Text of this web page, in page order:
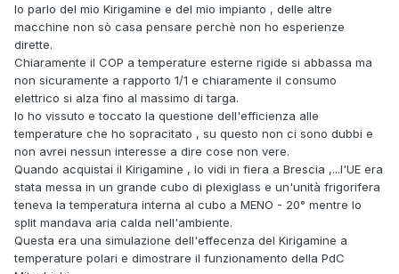
Io parlo del mio Kirigamine e del mio impianto , delle altre
macchine non sò casa pensare perchè non ho esperienze
dirette.
Chiaramente il COP a temperature esterne rigide si abbassa ma
non sicuramente a rapporto 1/1 e chiaramente il consumo
elettrico si alza fino al massimo di targa.
Io ho vissuto e toccato la questione dell'efficienza alle
temperature che ho sopracitato , su questo non ci sono dubbi e
non avrei nessun interesse a dire cose non vere.
Quando acquistai il Kirigamine , lo vidi in fiera a Brescia ,...l'UE era
stata messa in un grande cubo di plexiglass e un'unità frigorifera
teneva la temperatura interna al cubo a MENO - 20° mentre lo
split mandava aria calda nell'ambiente.
Questa era una simulazione dell'effecenza del Kirigamine a
temperature polari e dimostrare il funzionamento della PdC